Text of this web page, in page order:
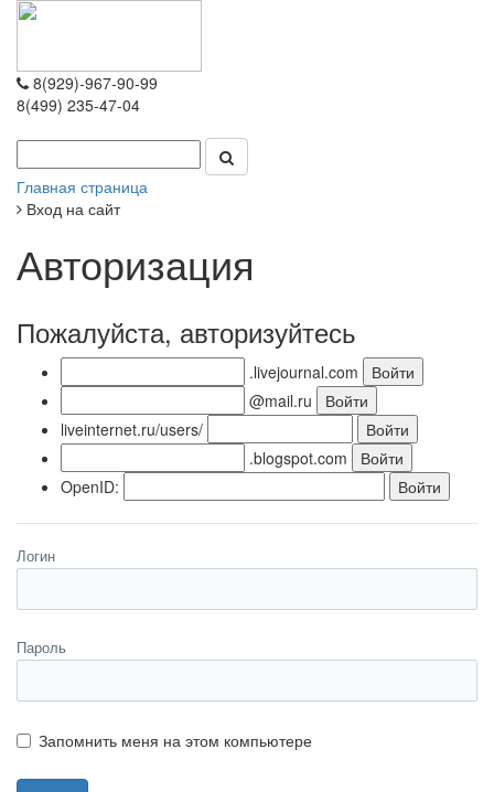
8(929)-967-90-99
8(499) 235-47-04
Главная страница
Вход на сайт
Авторизация
Пожалуйста, авторизуйтесь
.livejournal.com
@mail.ru
liveinternet.ru/users/
.blogspot.com
OpenID:
Логин
Пароль
Запомнить меня на этом компьютере